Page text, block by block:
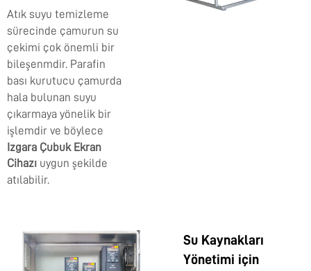
Atık suyu temizleme
sürecinde çamurun su
çekimi çok önemli bir
bileşenmdir. Parafin
bası kurutucu çamurda
hala bulunan suyu
çıkarmaya yönelik bir
işlemdir ve böylece
Izgara Çubuk Ekran
Cihazı uygun şekilde
atılabilir.
Su Kaynakları
Yönetimi için